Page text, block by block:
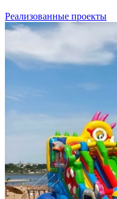
Реализованные проекты